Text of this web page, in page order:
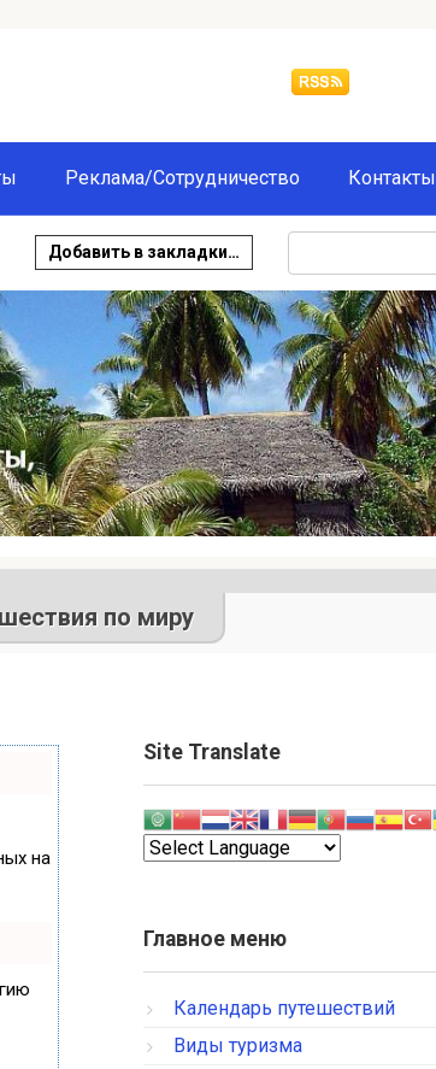
Реклама/Сотрудничество Контакты
Добавить в закладки…
по миру
на
Site Translate
Главное меню
Календарь путешествий
Виды туризма